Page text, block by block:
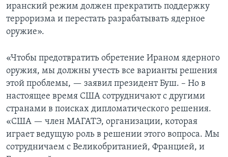
иранский режим должен прекратить поддержку
терроризма и перестать разрабатывать ядерное
оружие».
«Чтобы предотвратить обретение Ираном ядерного
оружия, мы должны учесть все варианты решения
этой проблемы, — заявил президент Буш. – Но в
настоящее время США сотрудничают с другими
странами в поисках дипломатического решения.
«США — член МАГАТЭ, организации, которая
играет ведущую роль в решении этого вопроса. Мы
сотрудничаем с Великобританией, Францией, и